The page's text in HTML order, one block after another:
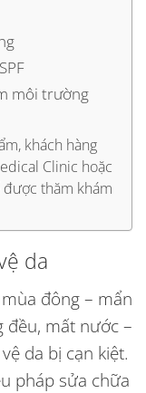
môi trường
khách hàng
Clinic hoặc
thăm khám
da
đông – mẩn
đều, mất nước –
da bị cạn kiệt.
pháp sửa chữa